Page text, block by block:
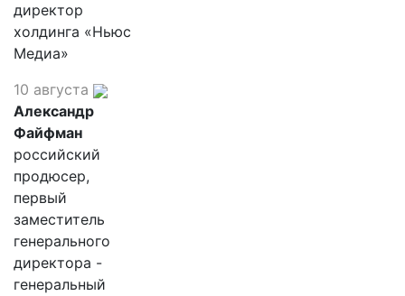
директор
холдинга «Ньюс
Медиа»
10 августа
Александр
Файфман
российский
продюсер,
первый
заместитель
генерального
директора -
генеральный